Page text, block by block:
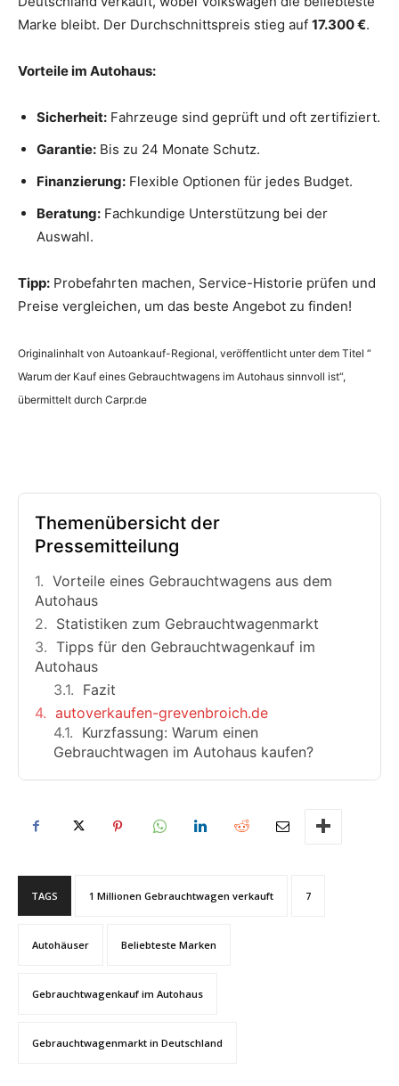
Marke bleibt. Der Durchschnittspreis stieg auf 17.300 €.
Vorteile im Autohaus:
Sicherheit: Fahrzeuge sind geprüft und oft zertifiziert.
Garantie: Bis zu 24 Monate Schutz.
Finanzierung: Flexible Optionen für jedes Budget.
Beratung: Fachkundige Unterstützung bei der
Auswahl.
Tipp: Probefahrten machen, Service-Historie prüfen und
Preise vergleichen, um das beste Angebot zu finden!
Originalinhalt von Autoankauf-Regional, veröffentlicht unter dem Titel “
Warum der Kauf eines Gebrauchtwagens im Autohaus sinnvoll ist“,
übermittelt durch Carpr.de
Themenübersicht der
Pressemitteilung
Vorteile eines Gebrauchtwagens aus dem
Autohaus
Statistiken zum Gebrauchtwagenmarkt
Tipps für den Gebrauchtwagenkauf im
Autohaus
Fazit
autoverkaufen-grevenbroich.de
Kurzfassung: Warum einen
Gebrauchtwagen im Autohaus kaufen?
TAGS 1 Millionen Gebrauchtwagen verkauft 7
Autohäuser Beliebteste Marken
Gebrauchtwagenkauf im Autohaus
Gebrauchtwagenmarkt in Deutschland